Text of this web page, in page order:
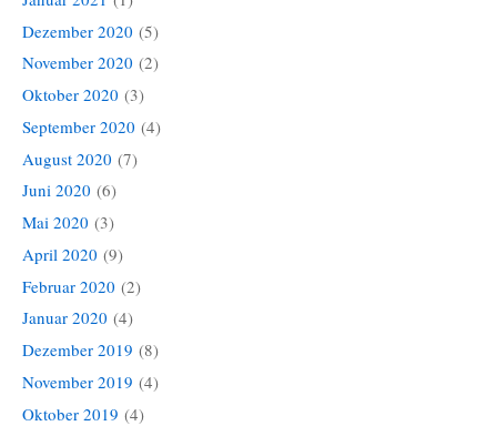
Dezember 2020 (5)
November 2020 (2)
Oktober 2020 (3)
September 2020 (4)
August 2020 (7)
Juni 2020 (6)
Mai 2020 (3)
April 2020 (9)
Februar 2020 (2)
Januar 2020 (4)
Dezember 2019 (8)
November 2019 (4)
Oktober 2019 (4)